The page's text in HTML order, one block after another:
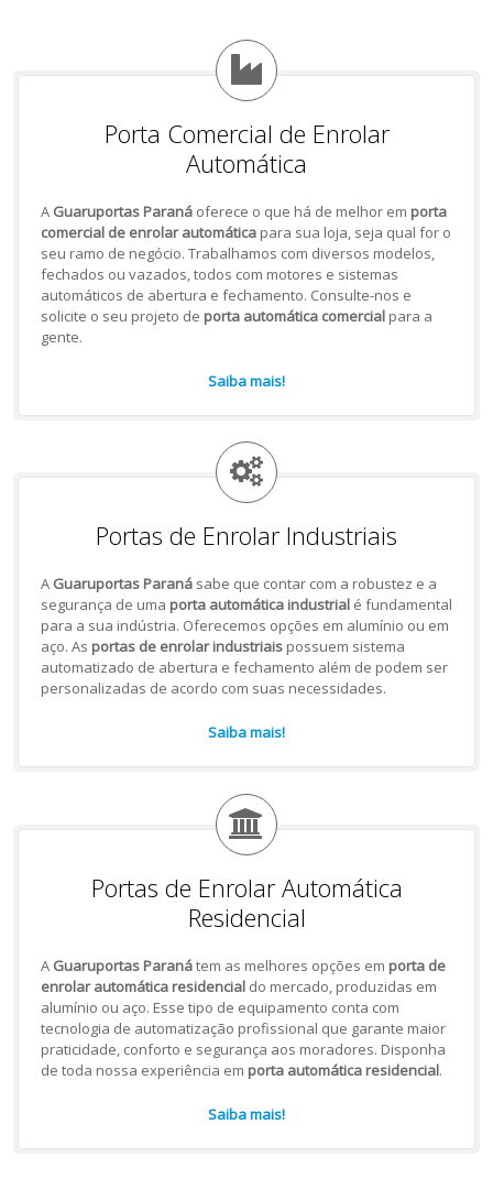
Porta Comercial de Enrolar
Automática
A Guaruportas Paranáoferece o que há de melhor em porta
comercial de enrolar automáticapara sua loja, seja qual for o
seu ramo de negócio. Trabalhamos com diversos modelos,
fechados ou vazados, todos com motores e sistemas
automáticos de abertura e fechamento. Consulte-nos e
solicite o seu projeto de porta automática comercialpara a
gente.
Saiba mais!
Portas de Enrolar Industriais
A Guaruportas Paranásabe que contar com a robustez e a
segurança de uma porta automática industrialé fundamental
para a sua indústria. Oferecemos opções em alumínio ou em
aço. As portas de enrolar industriaispossuem sistema
automatizado de abertura e fechamento além de podem ser
personalizadas de acordo com suas necessidades.
Saiba mais!
Portas de Enrolar Automática
Residencial
A Guaruportas Paranátem as melhores opções em porta de
enrolar automática residencialdo mercado, produzidas em
alumínio ou aço. Esse tipo de equipamento conta com
tecnologia de automatização profissional que garante maior
praticidade, conforto e segurança aos moradores. Disponha
de toda nossa experiência em porta automática residencial.
Saiba mais!